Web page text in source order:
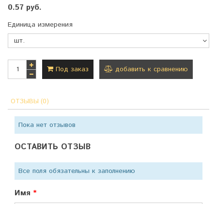
0.57 руб.
Единица измерения
Под заказ добавить к сравнению
ОТЗЫВЫ (0)
Пока нет отзывов
ОСТАВИТЬ ОТЗЫВ
Все поля обязательны к заполнению
Имя